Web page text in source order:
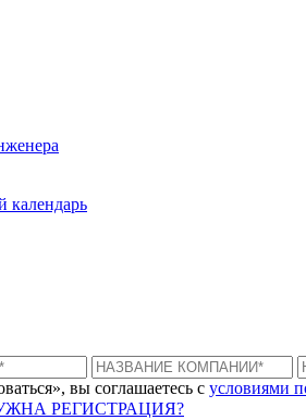
календарь
вы соглашаетесь с условиями
РЕГИСТРАЦИЯ?